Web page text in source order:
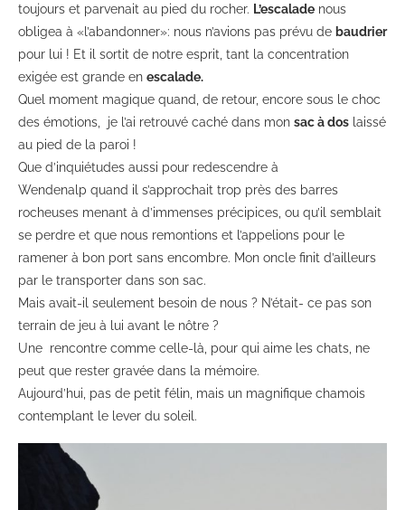
toujours et parvenait au pied du rocher. L’escalade nous
obligea à «l’abandonner»: nous n’avions pas prévu de baudrier
pour lui ! Et il sortit de notre esprit, tant la concentration
exigée est grande en escalade.
Quel moment magique quand, de retour, encore sous le choc
des émotions, je l’ai retrouvé caché dans mon sac à dos laissé
au pied de la paroi !
Que d’inquiétudes aussi pour redescendre à
Wendenalp quand il s’approchait trop près des barres
rocheuses menant à d’immenses précipices, ou qu’il semblait
se perdre et que nous remontions et l’appelions pour le
ramener à bon port sans encombre. Mon oncle finit d’ailleurs
par le transporter dans son sac.
Mais avait-il seulement besoin de nous ? N’était- ce pas son
terrain de jeu à lui avant le nôtre ?
Une rencontre comme celle-là, pour qui aime les chats, ne
peut que rester gravée dans la mémoire.
Aujourd’hui, pas de petit félin, mais un magnifique chamois
contemplant le lever du soleil.